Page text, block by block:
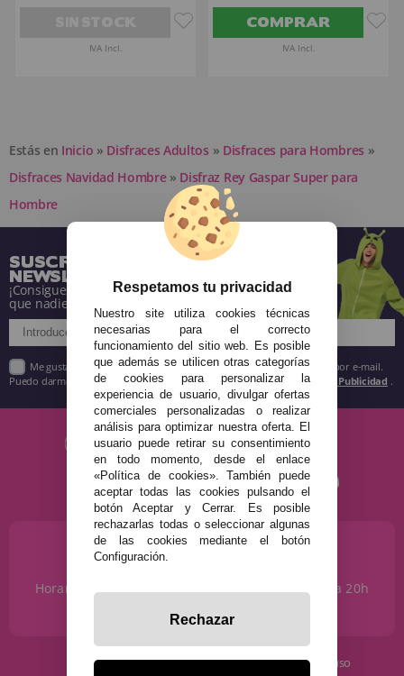
IVA Incl.
COMPRAR
IVA Incl.
Estás en Inicio » Disfraces Adultos » Disfraces para Hombres »
Disfraces Navidad Hombre » Disfraz Rey Gaspar Super para
Hombre
SUSCRÍBETE A NUESTRA
NEWSLETTER
¡Consigue descuentos y entérate de todo antes
que nadie!
Me gustaría recibir descuentos exclusivos, novedades y tendencias por e-mail.
Puedo darme de baja cuando quiera según lo recogido en la Política de Publicidad .
¿NECESITAS AYUDA?
Horario de Lunes a Sábados de 10 a 14h y de 17 a 20h
info@disfracestuyyo.com
· Quiénes somos
· Condiciones de uso
Respetamos tu privacidad
Nuestro site utiliza cookies técnicas
necesarias para el correcto
funcionamiento del sitio web. Es posible
que además se utilicen otras categorías
de cookies para personalizar la
experiencia de usuario, divulgar ofertas
comerciales personalizadas o realizar
análisis para optimizar nuestra oferta. El
usuario puede retirar su consentimiento
en todo momento, desde el enlace
«Política de cookies». También puede
aceptar todas las cookies pulsando el
botón Aceptar y Cerrar. Es posible
rechazarlas todas o seleccionar algunas
de las cookies mediante el botón
Configuración.
Rechazar